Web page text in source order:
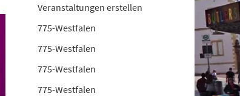
Veranstaltungen erstellen
775-Westfalen
775-Westfalen
775-Westfalen
775-Westfalen